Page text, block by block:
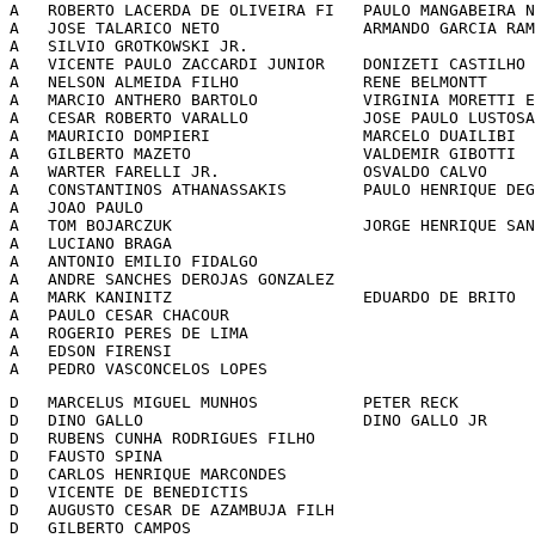
A   ROBERTO LACERDA DE OLIVEIRA FI   PAULO
A   JOSE TALARICO NETO               ARMANDO
A   SILVIO GROTKOWSKI JR.
A   VICENTE PAULO ZACCARDI JUNIOR    DONIZETI
A   NELSON ALMEIDA FILHO             RENE
A   MARCIO ANTHERO BARTOLO           VIRGINIA
A   CESAR ROBERTO VARALLO            JOSE PAULO
A   MAURICIO DOMPIERI                MARCELO
A   GILBERTO MAZETO                  VALDEMIR
A   WARTER FARELLI JR.               OSVALDO
A   CONSTANTINOS ATHANASSAKIS        PAULO
A   JOAO PAULO
A   TOM BOJARCZUK                    JORGE HENRIQUE
A   LUCIANO BRAGA
A   ANTONIO EMILIO FIDALGO
A   ANDRE SANCHES DEROJAS GONZALEZ
A   MARK KANINITZ                    EDUARDO DE
A   PAULO CESAR CHACOUR
A   ROGERIO PERES DE LIMA
A   EDSON FIRENSI
A   PEDRO VASCONCELOS LOPES
D   MARCELUS MIGUEL MUNHOS           PETER
D   DINO GALLO                       DINO GALLO
D   RUBENS CUNHA RODRIGUES FILHO
D   FAUSTO SPINA
D   CARLOS HENRIQUE MARCONDES
D   VICENTE DE BENEDICTIS
D   AUGUSTO CESAR DE AZAMBUJA FILH
D   GILBERTO CAMPOS